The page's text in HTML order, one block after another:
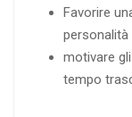
Favorire
personalità
motivare
tempo